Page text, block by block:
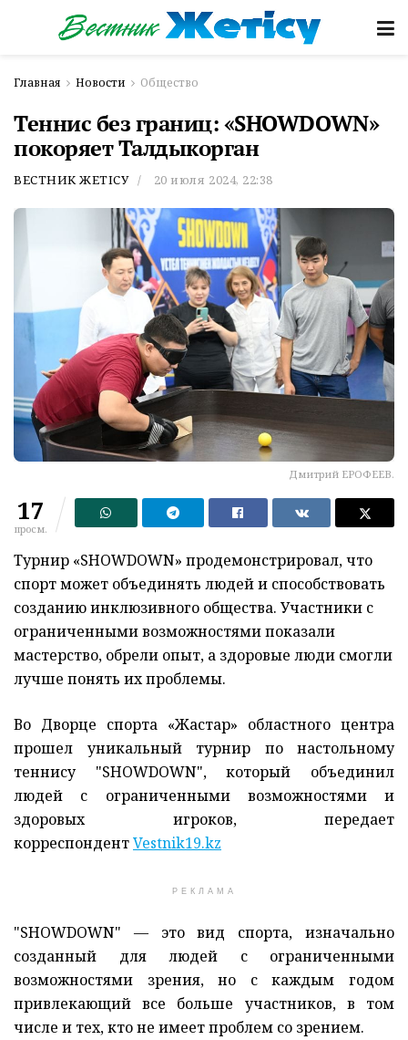
Главная Новости Общество
Теннис без границ: «SHOWDOWN»
покоряет Талдыкорган
ВЕСТНИК ЖЕТІСУ 20 июля 2024, 22:38
Дмитрий ЕРОФЕЕВ.
17
просм.
Турнир «SHOWDOWN» продемонстрировал, что
спорт может объединять людей и способствовать
созданию инклюзивного общества. Участники с
ограниченными возможностями показали
мастерство, обрели опыт, а здоровые люди смогли
лучше понять их проблемы.
Во Дворце спорта «Жастар» областного центра
прошел уникальный турнир по настольному
теннису "SHOWDOWN", который объединил
людей с ограниченными возможностями и
здоровых игроков, передает
корреспондентVestnik19.kz
РЕКЛАМА
"SHOWDOWN" — это вид спорта, изначально
созданный для людей с ограниченными
возможностями зрения, но с каждым годом
привлекающий все больше участников, в том
числе и тех, кто не имеет проблем со зрением.